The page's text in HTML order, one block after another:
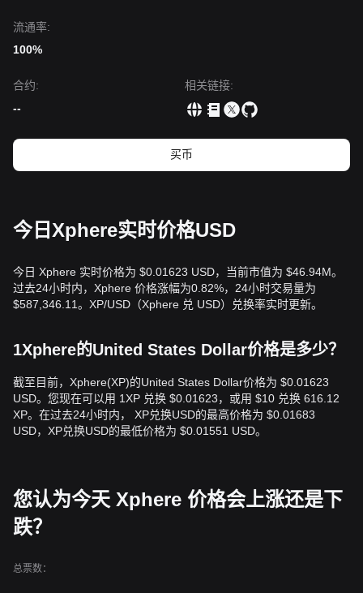
流通率:
100%
合约:
--
相关链接:
买币
今日Xphere实时价格USD
今日 Xphere 实时价格为 $0.01623 USD，当前市值为 $46.94M。
过去24小时内，Xphere 价格涨幅为0.82%，24小时交易量为
$587,346.11。XP/USD（Xphere 兑 USD）兑换率实时更新。
1Xphere的United States Dollar价格是多少？
截至目前，Xphere(XP)的United States Dollar价格为 $0.01623
USD。您现在可以用 1XP 兑换 $0.01623，或用 $10 兑换 616.12
XP。在过去24小时内， XP兑换USD的最高价格为 $0.01683
USD，XP兑换USD的最低价格为 $0.01551 USD。
您认为今天 Xphere 价格会上涨还是下
跌？
总票数：